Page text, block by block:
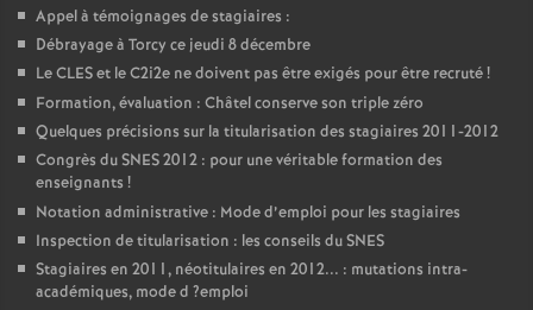
Appel à témoignages de stagiaires :
Débrayage à Torcy ce jeudi 8 décembre
LeCLESet le C2i2e ne doivent pas être exigés pour être recruté!
Formation, évaluation : Châtel conserve son triple zéro
Quelques précisions sur la titularisation des stagiaires 2011-2012
Congrès duSNES2012 : pour une véritable formation des
enseignants !
Notation administrative : Mode d’emploi pour les stagiaires
Inspection de titularisation : les conseils duSNES
Stagiaires en 2011, néotitulaires en 2012... : mutations intra-
académiques, mode d ?emploi